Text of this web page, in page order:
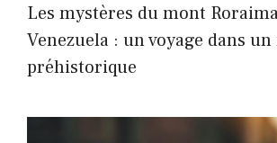
Les mystères du mont
Venezuela : un voyage dans
préhistorique